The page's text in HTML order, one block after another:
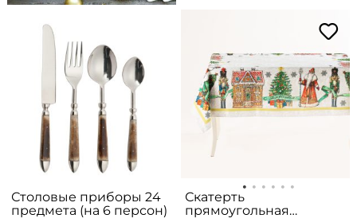
Столовые приборы 24
предмета (на 6 персон)
Скатерть
прямоугольная